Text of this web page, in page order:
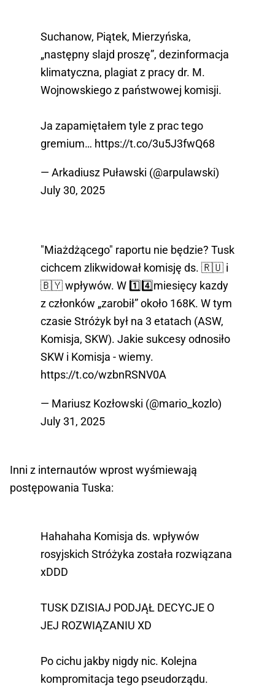
Suchanow, Piątek, Mierzyńska,
„następny slajd proszę”, dezinformacja
klimatyczna, plagiat z pracy dr. M.
Wojnowskiego z państwowej komisji.
Ja zapamiętałem tyle z prac tego
gremium… https://t.co/3u5J3fwQ68
— Arkadiusz Puławski (@arpulawski)
July 30, 2025
″Miażdżącego″ raportu nie będzie? Tusk
cichcem zlikwidował komisję ds. 🇷🇺 i
🇧🇾 wpływów. W 1️⃣4️⃣miesięcy kazdy
z członków „zarobił” około 168K. W tym
czasie Stróżyk był na 3 etatach (ASW,
Komisja, SKW). Jakie sukcesy odnosiło
SKW i Komisja - wiemy.
https://t.co/wzbnRSNV0A
— Mariusz Kozłowski (@mario_kozlo)
July 31, 2025
Inni z internautów wprost wyśmiewają
postępowania Tuska:
Hahahaha Komisja ds. wpływów
rosyjskich Stróżyka została rozwiązana
xDDD
TUSK DZISIAJ PODJĄŁ DECYCJE O
JEJ ROZWIĄZANIU XD
Po cichu jakby nigdy nic. Kolejna
kompromitacja tego pseudorządu.